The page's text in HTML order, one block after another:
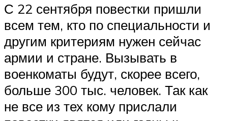
С 22 сентября повестки пришли
всем тем, кто по специальности и
другим критериям нужен сейчас
армии и стране. Вызывать в
военкоматы будут, скорее всего,
больше 300 тыс. человек. Так как
не все из тех кому прислали